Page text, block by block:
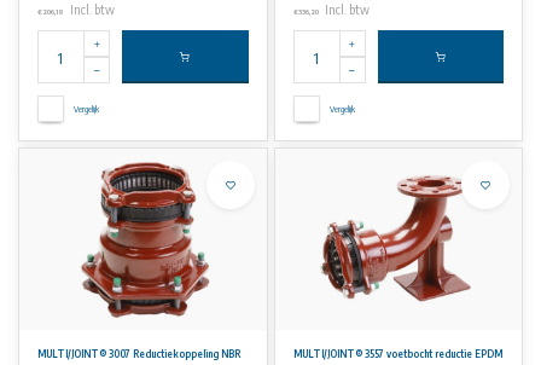
€206,18 Incl. btw
Vergelijk
€336,20 Incl. btw
Vergelijk
MULTI/JOINT® 3007 Reductiekoppeling NBR MULTI/JOINT® 3557 voetbocht reductie EPDM